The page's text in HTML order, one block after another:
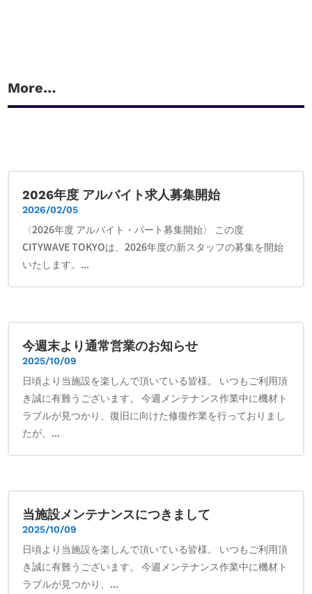
More…
2026年度 アルバイト求人募集開始
2026/02/05
〈2026年度 アルバイト・パート募集開始〉 この度
CITYWAVE TOKYOは、2026年度の新スタッフの募集を開始
いたします。...
今週末より通常営業のお知らせ
2025/10/09
日頃より当施設を楽しんで頂いている皆様。 いつもご利用頂
き誠に有難うございます。 今週メンテナンス作業中に機材ト
ラブルが見つかり、復旧に向けた修復作業を行っておりまし
たが、...
当施設メンテナンスにつきまして
2025/10/09
日頃より当施設を楽しんで頂いている皆様。 いつもご利用頂
き誠に有難うございます。 今週メンテナンス作業中に機材ト
ラブルが見つかり、...